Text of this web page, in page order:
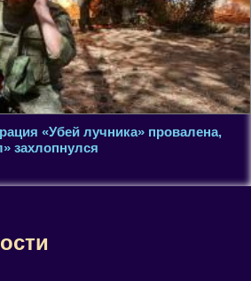
«Убей лучника» провалена,
захлопнулся